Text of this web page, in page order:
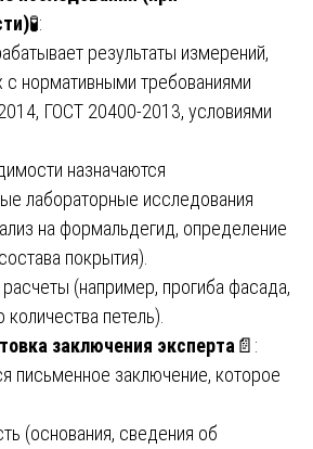
🧪:
результаты измерений,
с нормативными требованиями
ГОСТ 20400-2013, условиями
назначаются
лабораторные исследования
на формальдегид, определение
покрытия).
(например, прогиба фасада,
петель).
заключения эксперта 📄:
письменное заключение, которое
(основания, сведения об